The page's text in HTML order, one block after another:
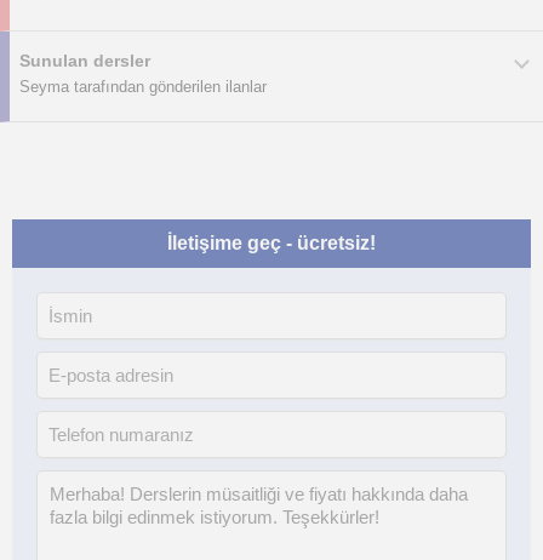
Sunulan dersler
Seyma tarafından gönderilen ilanlar
İletişime geç - ücretsiz!